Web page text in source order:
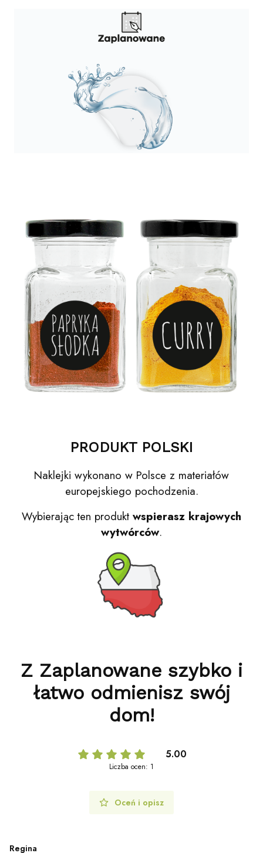
PRODUKT POLSKI
Naklejki wykonano w Polsce z materiałów
europejskiego pochodzenia.
Wybierając ten produkt wspierasz krajowych
wytwórców.
Z Zaplanowane szybko i
łatwo odmienisz swój
dom!
5.00
Liczba ocen: 1
Oceń i opisz
Regina